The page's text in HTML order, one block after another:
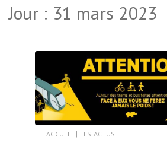
Jour : 31 mars 2023
ACCUEIL | LES ACTUS